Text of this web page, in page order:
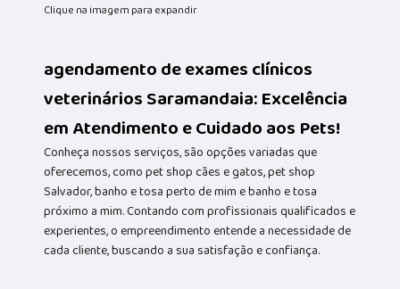
Clique na imagem para expandir
agendamento de exames clínicos
veterinários Saramandaia: Excelência
em Atendimento e Cuidado aos Pets!
Conheça nossos serviços, são opções variadas que
oferecemos, como pet shop cães e gatos, pet shop
Salvador, banho e tosa perto de mim e banho e tosa
próximo a mim. Contando com profissionais qualificados e
experientes, o empreendimento entende a necessidade de
cada cliente, buscando a sua satisfação e confiança.